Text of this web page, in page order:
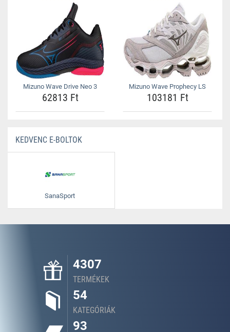
Mizuno Wave Drive Neo 3
62813 Ft
Mizuno Wave Prophecy LS
103181 Ft
KEDVENC E-BOLTOK
SanaSport
4307
TERMÉKEK
54
KATEGÓRIÁK
93